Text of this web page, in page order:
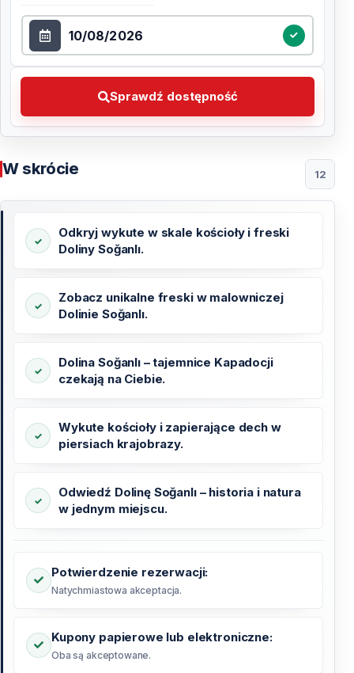
Wybierz datę
Sprawdź dostępność
Sprawdź dostępność Wybierz preferowaną datę
W skrócie 12
Odkryj wykute w skale kościoły i freski
Doliny Soğanlı.
Zobacz unikalne freski w malowniczej
Dolinie Soğanlı.
Dolina Soğanlı – tajemnice Kapadocji
czekają na Ciebie.
Wykute kościoły i zapierające dech w
piersiach krajobrazy.
Odwiedź Dolinę Soğanlı – historia i natura
w jednym miejscu.
Potwierdzenie rezerwacji:
Natychmiastowa akceptacja.
Kupony papierowe lub elektroniczne:
Oba są akceptowane.